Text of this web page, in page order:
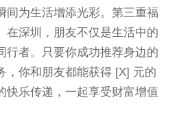
间为生活增添光彩。第三重福
在深圳，朋友不仅是生活中的
行者。只要你成功推荐身边的
，你和朋友都能获得 [X] 元的
快乐传递，一起享受财富增值